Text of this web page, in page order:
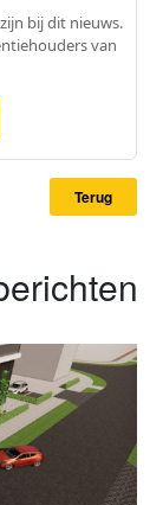
bij dit nieuws.
van
Terug